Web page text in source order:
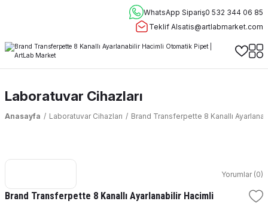
WhatsApp Sipariş0 532 344 06 85
Teklif Alsatis@artlabmarket.com
Laboratuvar Cihazları
Anasayfa Laboratuvar Cihazları Brand Transferpette 8 Kanallı
Yorumlar (0)
Brand Transferpette 8 Kanallı Ayarlanabilir Hacimli